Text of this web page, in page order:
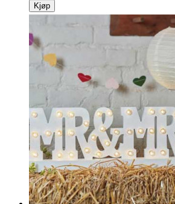
Kjøp